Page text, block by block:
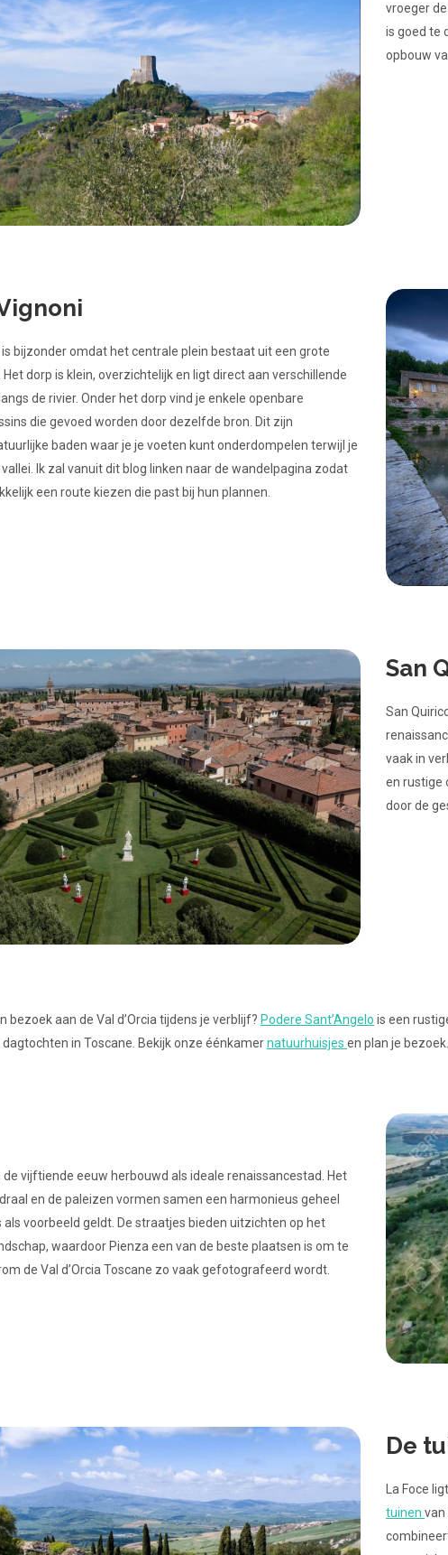
vroeger
is goed te
opbouw
is bijzonder omdat het centrale plein bestaat uit een grote
dorp is klein, overzichtelijk en ligt direct aan verschillende
langs de rivier. Onder het dorp vind je enkele openbare
die gevoed worden door dezelfde bron. Dit zijn
baden waar je je voeten kunt onderdompelen terwijl je
Ik zal vanuit dit blog linken naar de wandelpagina zodat
een route kiezen die past bij hun plannen.
San
San
vaak in
en rustige
door de
bezoek aan de Val d’Orcia tijdens je verblijf? Podere Sant’Angelo is een
in Toscane. Bekijk onze éénkamernatuurhuisjes en plan je bezoek.
de vijftiende eeuw herbouwd als ideale renaissancestad. Het
en de paleizen vormen samen een harmonieus geheel
als voorbeeld geldt. De straatjes bieden uitzichten op het
waardoor Pienza een van de beste plaatsen is om te
de Val d’Orcia Toscane zo vaak gefotografeerd wordt.
De
La Foce
tuinen van